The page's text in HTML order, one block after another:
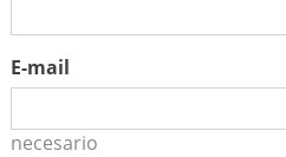
E-mail
necesario